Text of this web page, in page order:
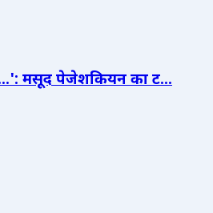
मसूद पेजेशकियन का ट...